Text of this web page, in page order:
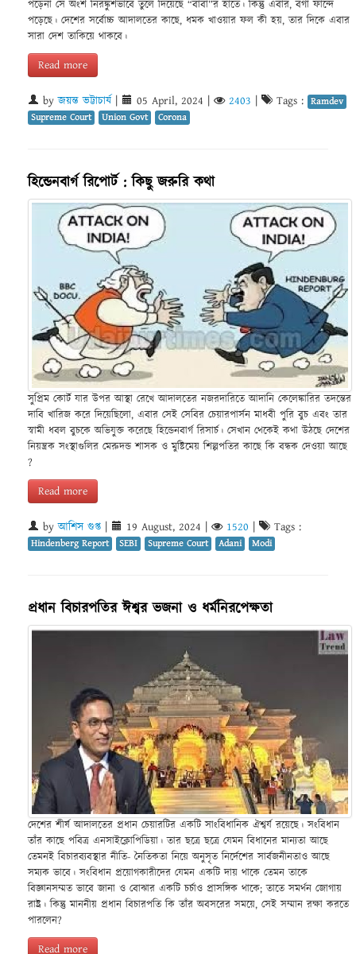
পড়েনা সে অংশ নিরঙ্কুশভাবে তুলে দিয়েছে “বাবা”র হাতে। কিন্তু এবার, বগা ফান্দে
পড়েছে। দেশের সর্বোচ্চ আদালতের কাছে, ধমক খাওয়ার ফল কী হয়, তার দিকে এবার
সারা দেশ তাকিয়ে থাকবে।
Read more
byজয়ন্ত ভট্টাচার্য | 05 April, 2024 | 2403 | Tags : Ramdev
Supreme Court
Union Govt Corona
হিন্ডেনবার্গ রিপোর্ট : কিছু জরুরি কথা
সুপ্রিম কোর্ট যার উপর আস্থা রেখে আদালতের নজরদারিতে আদানি কেলেঙ্কারির তদন্তের
দাবি খারিজ করে দিয়েছিলো, এবার সেই সেবির চেয়ারপার্সন মাধবী পুরি বুচ এবং তার
স্বামী ধবল বুচকে অভিযুক্ত করেছে হিন্ডেনবার্গ রিসার্চ। সেখান থেকেই কথা উঠছে দেশের
নিয়ন্ত্রক সংস্থাগুলির মেরুদন্ড শাসক ও মুষ্টিমেয় শিল্পপতির কাছে কি বন্ধক দেওয়া আছে
?
Read more
byআশিস গুপ্ত | 19 August, 2024 | 1520 | Tags :
Hindenberg Report SEBI Supreme Court Adani Modi
প্রধান বিচারপতির ঈশ্বর ভজনা ও ধর্মনিরপেক্ষতা
দেশের শীর্ষ আদালতের প্রধান চেয়ারটির একটি সাংবিধানিক ঐশ্বর্য রয়েছে। সংবিধান
তাঁর কাছে পবিত্র এনসাইক্লোপিডিয়া। তার ছত্রে ছত্রে যেমন বিধানের মান্যতা আছে
তেমনই বিচারব্যবস্থার নীতি- নৈতিকতা নিয়ে অনুসৃত নির্দেশের সার্বজনীনতাও আছে
সম্যক ভাবে। সংবিধান প্রয়োগকারীদের যেমন একটি দায় থাকে তেমন তাকে
বিজ্ঞানসম্মত ভাবে জানা ও বোঝার একটি চর্চাও প্রাসঙ্গিক থাকে; তাতে সমর্থন জোগায়
রাষ্ট্র। কিন্তু মাননীয় প্রধান বিচারপতি কি তাঁর অবসরের সময়ে, সেই সম্মান রক্ষা করতে
পারলেন?
Read more